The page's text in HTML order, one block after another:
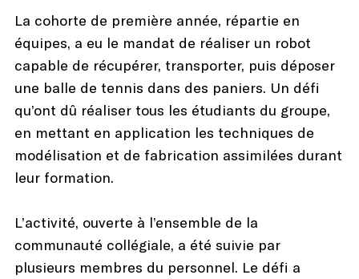
La cohorte de première année, répartie en
équipes, a eu le mandat de réaliser un robot
capable de récupérer, transporter, puis déposer
une balle de tennis dans des paniers. Un défi
qu’ont dû réaliser tous les étudiants du groupe,
en mettant en application les techniques de
modélisation et de fabrication assimilées durant
leur formation.
L’activité, ouverte à l’ensemble de la
communauté collégiale, a été suivie par
plusieurs membres du personnel. Le défi a